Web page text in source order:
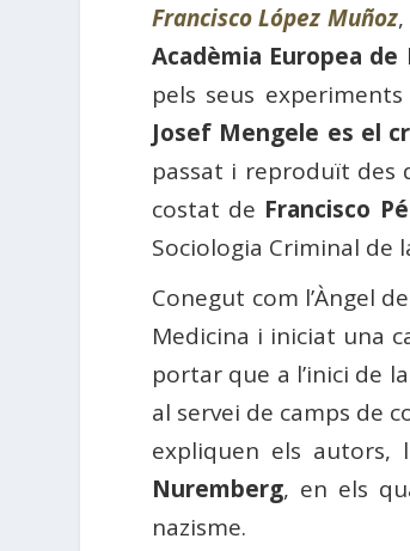
Francisco López Muñoz,
Acadèmia Europea
pels seus
Josef Mengele es el
passat i reproduït des
costat de Francisco
Sociologia Criminal de
Conegut com l’Àngel
Medicina i iniciat una
portar que a l’inici de
al servei de camps de
expliquen els autors,
Nuremberg, en els
nazisme.